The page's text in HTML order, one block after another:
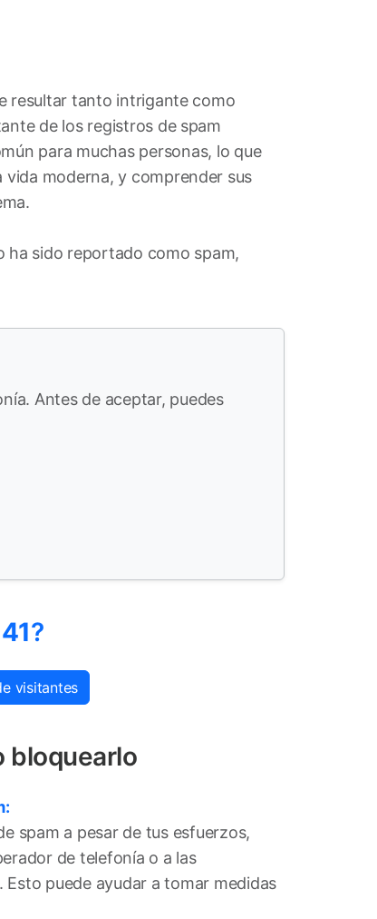
resultar tanto intrigante como
de los registros de spam
para muchas personas, lo que
moderna, y comprender sus
ha sido reportado como spam,
Antes de aceptar, puedes
?
visitantes
bloquearlo
spam a pesar de tus esfuerzos,
de telefonía o a las
puede ayudar a tomar medidas